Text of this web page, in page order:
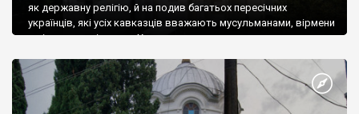
як державну релігію, й на подив багатьох пересічних
українців, які усіх кавказців вважають мусульманами, вірмени
є відданими вірянами Христа